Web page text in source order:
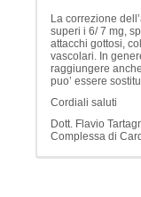
La correzione
superi i 6/ 7 mg,
attacchi gottosi,
vascolari. In
raggiungere
puo’ essere
Cordiali saluti
Dott. Flavio
Complessa di